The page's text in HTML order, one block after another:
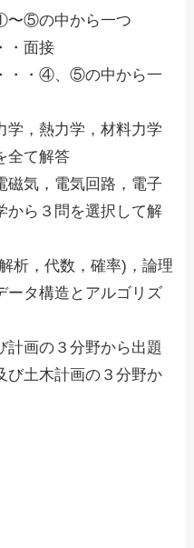
〜⑤の中から一つ
・面接
・・④、⑤の中から一
，熱力学，材料力学
全て解答
気，電気回路，電子
から３問を選択して解
，代数，確率)，論理
ータ構造とアルゴリズ
画の３分野から出題
土木計画の３分野か